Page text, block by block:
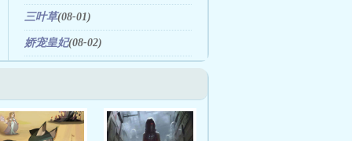
三叶草(08-01)
娇宠皇妃(08-02)